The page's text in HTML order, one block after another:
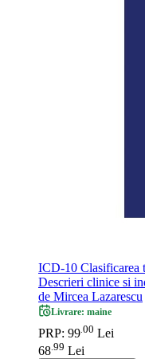
ICD-10 Clasificarea
Descrieri clinice si
de Mircea Lazarescu
Livrare: maine
PRP: 99 00 Lei
68 99 Lei